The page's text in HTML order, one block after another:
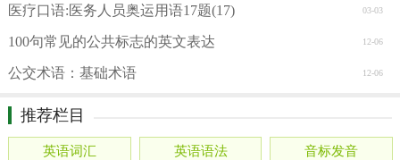
03-03
医疗口语:医务人员奥运用语17题(17)
12-06
100句常见的公共标志的英文表达
12-06
公交术语：基础术语
推荐栏目
英语词汇 英语语法 音标发音